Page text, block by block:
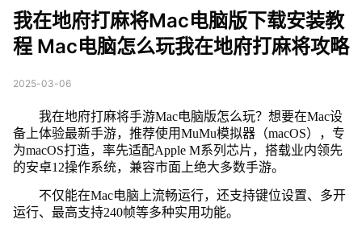
麻将攻略
我在地府打麻将Mac电脑版下载安装教
程 Mac电脑怎么玩我在地府打麻将攻略
2025-03-06
我在地府打麻将手游Mac电脑版怎么玩？想要在Mac设
备上体验最新手游，推荐使用MuMu模拟器（macOS），专
为macOS打造，率先适配Apple M系列芯片，搭载业内领先
的安卓12操作系统，兼容市面上绝大多数手游。
不仅能在Mac电脑上流畅运行，还支持键位设置、多开
运行、最高支持240帧等多种实用功能。